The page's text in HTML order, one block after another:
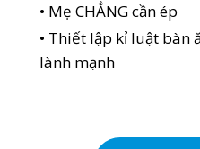
• Mẹ CHẲNG cần ép
• Thiết lập kỉ luật bàn
lành mạnh